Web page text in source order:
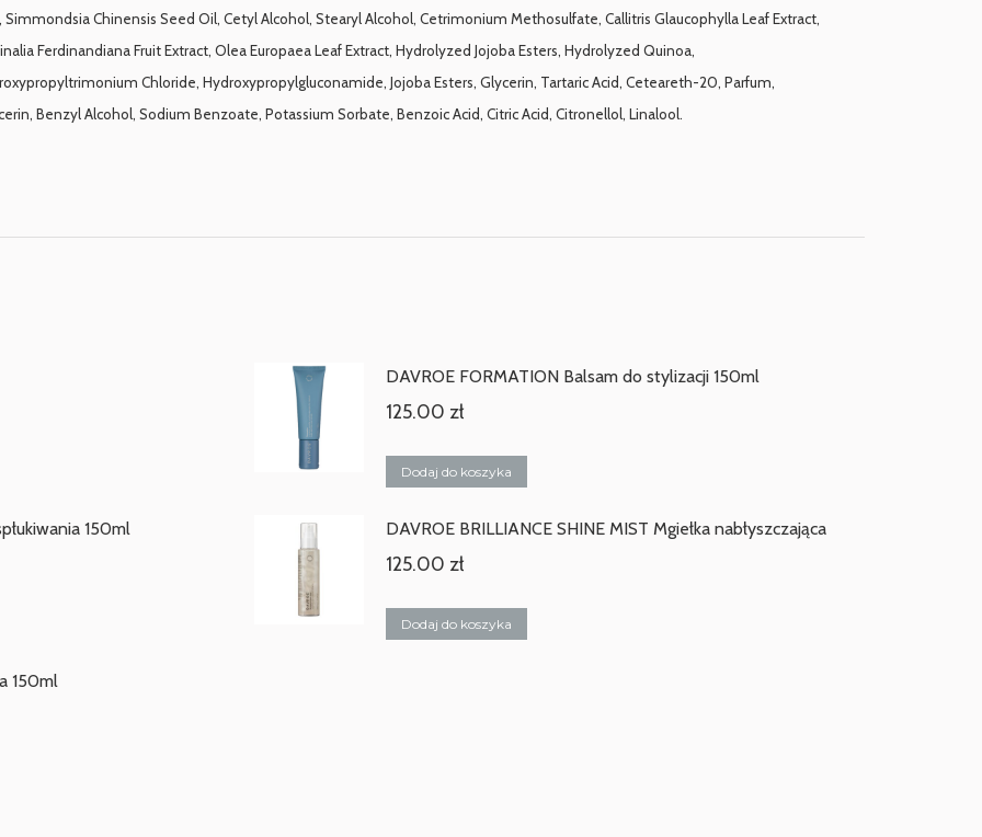
Chinensis Seed Oil, Cetyl Alcohol, Stearyl Alcohol, Cetrimonium Methosulfate, Callitris Glaucophylla Leaf Extract,
Ferdinandiana Fruit Extract, Olea Europaea Leaf Extract, Hydrolyzed Jojoba Esters, Hydrolyzed Quinoa,
Chloride, Hydroxypropylgluconamide, Jojoba Esters, Glycerin, Tartaric Acid, Ceteareth-20, Parfum,
Benzyl Alcohol, Sodium Benzoate, Potassium Sorbate, Benzoic Acid, Citric Acid, Citronellol, Linalool.
DAVROE FORMATION Balsam do stylizacji 150ml
125.00 zł
Dodaj do koszyka
150ml DAVROE BRILLIANCE SHINE MIST Mgiełka nabłyszczająca
125.00 zł
Dodaj do koszyka
150ml